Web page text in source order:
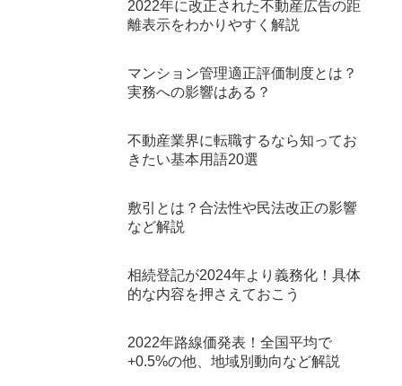
2022年に改正された不動産広告の距
離表示をわかりやすく解説
マンション管理適正評価制度とは？
実務への影響はある？
不動産業界に転職するなら知ってお
きたい基本用語20選
敷引とは？合法性や民法改正の影響
など解説
相続登記が2024年より義務化！具体
的な内容を押さえておこう
2022年路線価発表！全国平均で
+0.5%の他、地域別動向など解説